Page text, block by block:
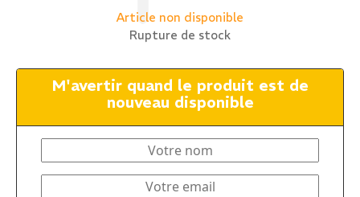
Article non disponible
Rupture de stock
M'avertir quand le produit est de
nouveau disponible